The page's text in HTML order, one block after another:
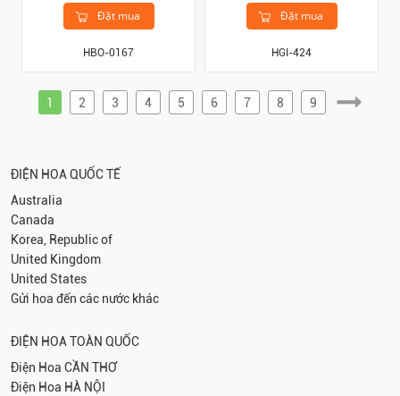
Đặt mua
HBO-0167
Đặt mua
HGI-424
1 2 3 4 5 6 7 8 9
ĐIỆN HOA QUỐC TẾ
Australia
Canada
Korea, Republic of
United Kingdom
United States
Gửi hoa đến các nước khác
ĐIỆN HOA TOÀN QUỐC
Điện Hoa CẦN THƠ
Điện Hoa HÀ NỘI